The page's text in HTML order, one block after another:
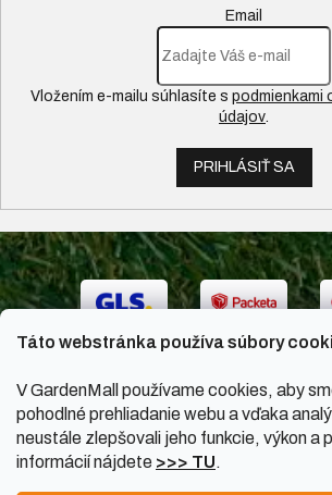
Táto webstránka používa súbory
V GardenMall používame cookies, aby
pohodlné prehliadanie webu a vďaka
neustále zlepšovali jeho funkcie, výkon a
informácií nájdete >>> TU.
Email
Vložením e-mailu súhlasíte s podmienkami
údajov.
PRIHLÁSIŤ SA